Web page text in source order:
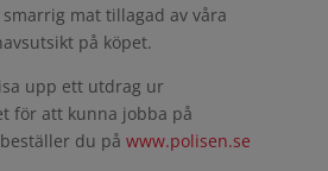
mat tillagad av våra
på köpet.
upp ett utdrag ur
för att kunna jobba på
du på www.polisen.se